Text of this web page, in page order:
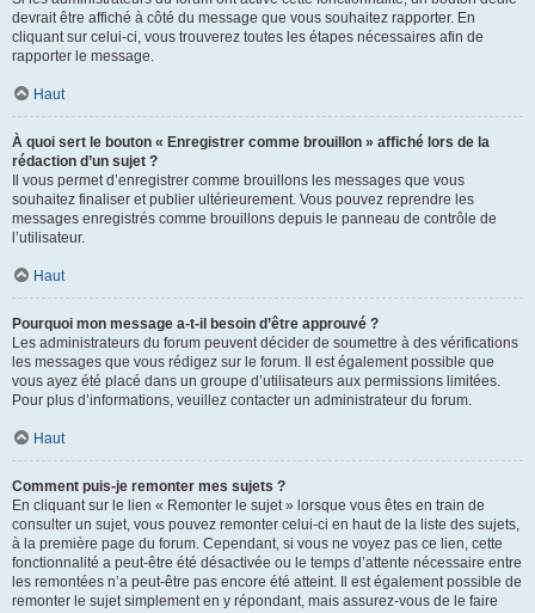
devrait être affiché à côté du message que vous souhaitez rapporter. En
cliquant sur celui-ci, vous trouverez toutes les étapes nécessaires afin de
rapporter le message.
Haut
À quoi sert le bouton « Enregistrer comme brouillon » affiché lors de la
rédaction d’un sujet ?
Il vous permet d’enregistrer comme brouillons les messages que vous
souhaitez finaliser et publier ultérieurement. Vous pouvez reprendre les
messages enregistrés comme brouillons depuis le panneau de contrôle de
l’utilisateur.
Haut
Pourquoi mon message a-t-il besoin d’être approuvé ?
Les administrateurs du forum peuvent décider de soumettre à des vérifications
les messages que vous rédigez sur le forum. Il est également possible que
vous ayez été placé dans un groupe d’utilisateurs aux permissions limitées.
Pour plus d’informations, veuillez contacter un administrateur du forum.
Haut
Comment puis-je remonter mes sujets ?
En cliquant sur le lien « Remonter le sujet » lorsque vous êtes en train de
consulter un sujet, vous pouvez remonter celui-ci en haut de la liste des sujets,
à la première page du forum. Cependant, si vous ne voyez pas ce lien, cette
fonctionnalité a peut-être été désactivée ou le temps d’attente nécessaire entre
les remontées n’a peut-être pas encore été atteint. Il est également possible de
remonter le sujet simplement en y répondant, mais assurez-vous de le faire